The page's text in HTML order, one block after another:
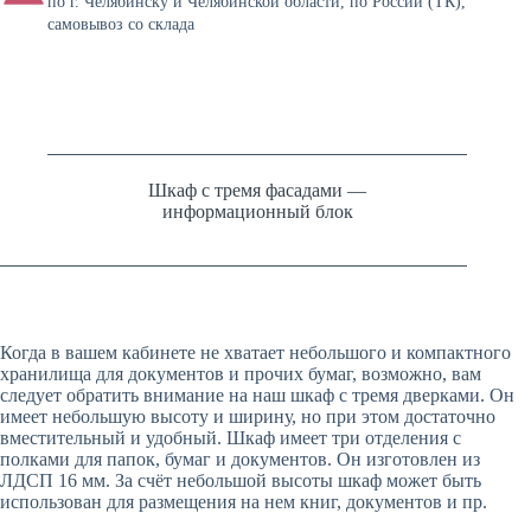
самовывоз со склада
Шкаф с тремя фасадами —
информационный блок
Когда в вашем кабинете не хватает небольшого и компактного
хранилища для документов и прочих бумаг, возможно, вам
следует обратить внимание на наш шкаф с тремя дверками. Он
имеет небольшую высоту и ширину, но при этом достаточно
вместительный и удобный. Шкаф имеет три отделения с
полками для папок, бумаг и документов. Он изготовлен из
ЛДСП 16 мм. За счёт небольшой высоты шкаф может быть
использован для размещения на нем книг, документов и пр.